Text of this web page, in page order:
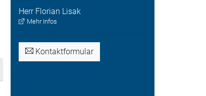
Herr Florian Lisak
Mehr Infos
Kontaktformular